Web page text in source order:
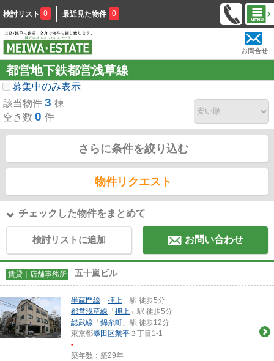
検討リスト 0 最近見た物件 0
お問合せ
都営地下鉄都営浅草線
募集中のみ表示
該当物件 3 棟
空き数 0 件
さらに条件を絞り込む
物件リクエスト
チェックした物件をまとめて
検討リストに追加 お問い合わせ
賃貸｜店舗事務所 五十嵐ビル
半蔵門線 「 押上 」駅 徒歩5分
都営浅草線 「 押上 」駅 徒歩5分
総武線 「 錦糸町 」駅 徒歩12分
東京都墨田区業平 ３丁目1-1
-
築年数：築29年